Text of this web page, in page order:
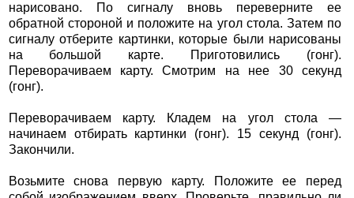
нарисовано. По сигналу вновь переверните ее
обратной стороной и положите на угол стола. Затем по
сигналу отберите картинки, которые были нарисованы
на большой карте. Приготовились (гонг).
Переворачиваем карту. Смотрим на нее 30 секунд
(гонг).
Переворачиваем карту. Кладем на угол стола —
начинаем отбирать картинки (гонг). 15 секунд (гонг).
Закончили.
Возьмите снова первую карту. Положите ее перед